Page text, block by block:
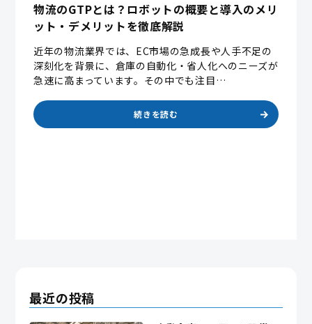
物流のGTPとは？ロボットの概要と導入のメリ
ット・デメリットを徹底解説
近年の物流業界では、EC市場の急成長や人手不足の
深刻化を背景に、倉庫の自動化・省人化へのニーズが
急速に高まっています。その中でも注目…
続きを読む
最近の投稿